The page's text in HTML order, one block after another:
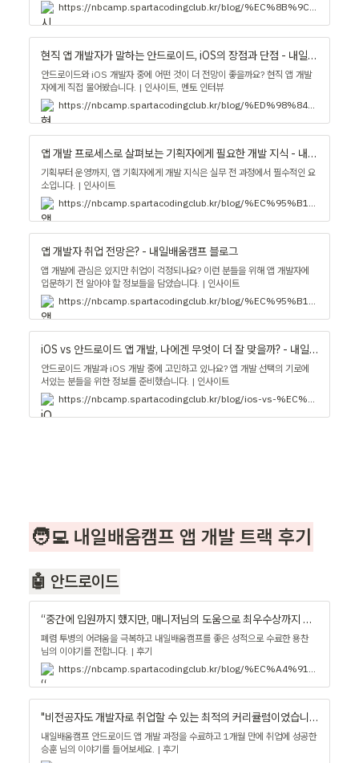
https://nbcamp.spartacodingclub.kr/blog/%EC%8B%9C%EB%8B%88%EC%96%B4-%EC%95%B1-%EA%B0%9C%EB%B0%9C%EC%9E%90%EA%B0%80-%EC%B7%A8%EC%97%85-%EC%A4%80%EB%B9%84%EC%83%9D%EC%97%90%EA%B2%8C-%EC%A0%84%ED%95%B4%EC%A3%BC%EB%8A%94-%EB%85%B8%ED%95%98%EC%9A%B0-%EC%95%B1-%EA%B0%9C%EB%B0%9C-%EC%A0%84%EB%A7%9D-%EB%8F%85%ED%95%99-%EC%A4%80%EB%B9%84-4160
현직 앱 개발자가 말하는 안드로이드, iOS의 장점과 단점 - 내일배움캠프 블로그
안드로이드와 iOS 개발자 중에 어떤 것이 더 전망이 좋을까요? 현직 앱 개발
자에게 직접 물어봤습니다. | 인사이트, 멘토 인터뷰
https://nbcamp.spartacodingclub.kr/blog/%ED%98%84%EC%A7%81-%EC%95%B1-%EA%B0%9C%EB%B0%9C%EC%9E%90%EA%B0%80-%EB%A7%90%ED%95%98%EB%8A%94-%EC%95%88%EB%93%9C%EB%A1%9C%EC%9D%B4%EB%93%9C-ios%EC%9D%98-%EC%9E%A5%EC%A0%90%EA%B3%BC-%EB%8B%A8%EC%A0%90-4158
앱 개발 프로세스로 살펴보는 기획자에게 필요한 개발 지식 - 내일배움캠프 블로그
기획부터 운영까지, 앱 기획자에게 개발 지식은 실무 전 과정에서 필수적인 요
소입니다. | 인사이트
https://nbcamp.spartacodingclub.kr/blog/%EC%95%B1-%EA%B0%9C%EB%B0%9C-%ED%94%84%EB%A1%9C%EC%84%B8%EC%8A%A4%EB%A1%9C-%EC%82%B4%ED%8E%B4%EB%B3%B4%EB%8A%94-%EA%B8%B0%ED%9A%8D%EC%9E%90%EC%97%90%EA%B2%8C-%ED%95%84%EC%9A%94%ED%95%9C-%EA%B0%9C%EB%B0%9C-%EC%A7%80%EC%8B%9D-18980
앱 개발자 취업 전망은? - 내일배움캠프 블로그
앱 개발에 관심은 있지만 취업이 걱정되나요? 이런 분들을 위해 앱 개발자에
입문하기 전 알아야 할 정보들을 담았습니다. | 인사이트
https://nbcamp.spartacodingclub.kr/blog/%EC%95%B1-%EA%B0%9C%EB%B0%9C%EC%9E%90-%EC%B7%A8%EC%97%85-%EC%A0%84%EB%A7%9D%EC%9D%80--1425
iOS vs 안드로이드 앱 개발, 나에겐 무엇이 더 잘 맞을까? - 내일배움캠프 블로그
안드로이드 개발과 iOS 개발 중에 고민하고 있나요? 앱 개발 선택의 기로에
서있는 분들을 위한 정보를 준비했습니다. | 인사이트
https://nbcamp.spartacodingclub.kr/blog/ios-vs-%EC%95%88%EB%93%9C%EB%A1%9C%EC%9D%B4%EB%93%9C-%EC%95%B1-%EA%B0%9C%EB%B0%9C-%EB%82%98%EC%97%90%EA%B2%90-%EB%AC%B4%EC%97%87%EC%9D%B4-%EB%8D%94-%EC%9E%98-%EB%A7%9E%EC%9D%84%EA%B9%8C-1424
🧑‍💻 내일배움캠프 앱 개발 트랙 후기
🤖 안드로이드
“중간에 입원까지 했지만, 매니저님의 도움으로 최우수상까지 탈 수 있었어요.” - 내일배움캠프 블로그
폐렴 투병의 어려움을 극복하고 내일배움캠프를 좋은 성적으로 수료한 용찬
님의 이야기를 전합니다. | 후기
"비전공자도 개발자로 취업할 수 있는 최적의 커리큘럼이었습니다" - 내일배움캠프 블로그
내일배움캠프 안드로이드 앱 개발 과정을 수료하고 1개월 만에 취업에 성공한
승훈 님의 이야기를 들어보세요. | 후기